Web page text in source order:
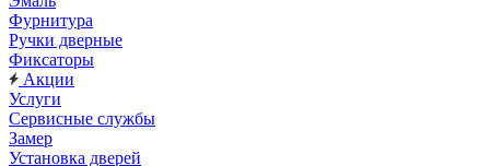
Фурнитура
Ручки дверные
Фиксаторы
Акции
Услуги
Сервисные службы
Замер
Установка дверей